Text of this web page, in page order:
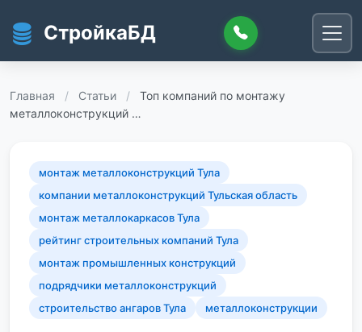
СтройкаБД
Главная / Статьи /
Топ компаний по монтажу
металлоконструкций …
монтаж металлоконструкций Тула
компании металлоконструкций Тульская область
монтаж металлокаркасов Тула
рейтинг строительных компаний Тула
монтаж промышленных конструкций
подрядчики металлоконструкций
строительство ангаров Тула
металлоконструкции